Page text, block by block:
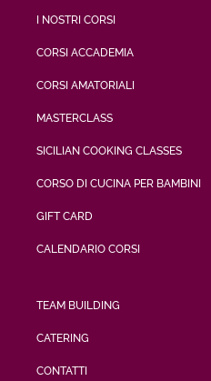
I NOSTRI CORSI
CORSI ACCADEMIA
CORSI AMATORIALI
MASTERCLASS
SICILIAN COOKING CLASSES
CORSO DI CUCINA PER BAMBINI
GIFT CARD
CALENDARIO CORSI
TEAM BUILDING
CATERING
CONTATTI